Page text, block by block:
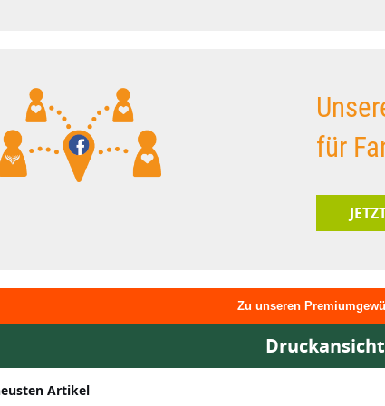
für
Zu unseren
Druckansicht
Artikel